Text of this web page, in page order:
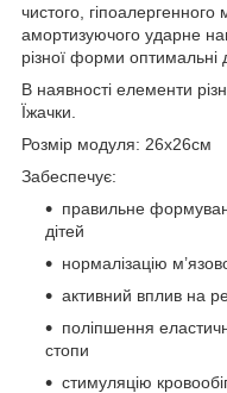
чистого,
амортизуючого ударне
різної форми оптимальні
В наявності елементи
Їжачки.
Розмір модуля: 26x26см
Забеспечує:
правильне
дітей
нормалізацію
активний вплив на
поліпшення
стопи
стимуляцію